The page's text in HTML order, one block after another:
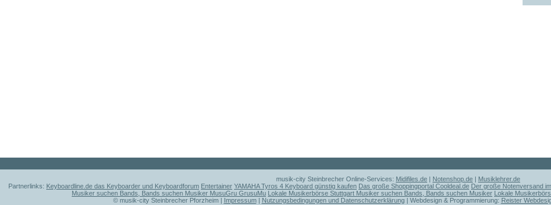
musik-city Steinbrecher Online-Services: Midifiles.de | Notenshop.de | Musiklehrer.de
Partnerlinks: Keyboardline.de das Keyboarder und Keyboardforum Entertainer YAMAHA Tyros 4 Keyboard günstig kaufen Das große Shoppingportal Cooldeal.de Der große Notenversand
Musiker suchen Bands, Bands suchen Musiker MusuGru GrusuMu Lokale Musikerbörse Stuttgart Musiker suchen Bands, Bands suchen Musiker Lokale
© musik-city Steinbrecher Pforzheim | Impressum| Nutzungsbedingungen und Datenschutzerklärung| Webdesign & Programmierung: Reister